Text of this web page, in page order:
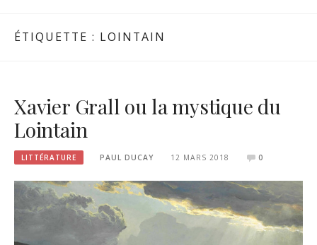
ÉTIQUETTE : LOINTAIN
Xavier Grall ou la mystique du
Lointain
LITTÉRATURE PAUL DUCAY 12 MARS 2018 0